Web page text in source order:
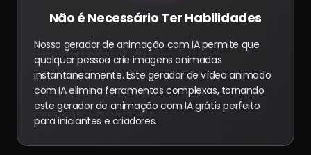
Não é Necessário Ter Habilidades
Nosso gerador de animação com IA permite que
qualquer pessoa crie imagens animadas
instantaneamente. Este gerador de vídeo animado
com IA elimina ferramentas complexas, tornando
este gerador de animação com IA grátis perfeito
para iniciantes e criadores.